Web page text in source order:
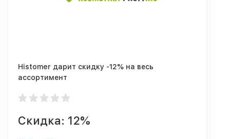
Histomer дарит скидку -12% на весь
ассортимент
Скидка: 12%